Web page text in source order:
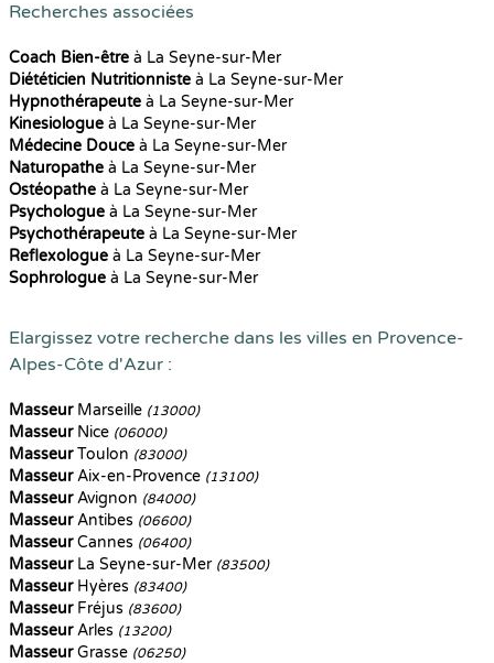
Recherches associées
Coach Bien-être à La Seyne-sur-Mer
Diététicien Nutritionniste à La Seyne-sur-Mer
Hypnothérapeute à La Seyne-sur-Mer
Kinesiologue à La Seyne-sur-Mer
Médecine Douce à La Seyne-sur-Mer
Naturopathe à La Seyne-sur-Mer
Ostéopathe à La Seyne-sur-Mer
Psychologue à La Seyne-sur-Mer
Psychothérapeute à La Seyne-sur-Mer
Reflexologue à La Seyne-sur-Mer
Sophrologue à La Seyne-sur-Mer
Elargissez votre recherche dans les villes en Provence-
Alpes-Côte d'Azur :
MasseurMarseille (13000)
MasseurNice (06000)
MasseurToulon (83000)
MasseurAix-en-Provence (13100)
MasseurAvignon (84000)
MasseurAntibes (06600)
MasseurCannes (06400)
MasseurLa Seyne-sur-Mer (83500)
MasseurHyères (83400)
MasseurFréjus (83600)
MasseurArles (13200)
MasseurGrasse (06250)